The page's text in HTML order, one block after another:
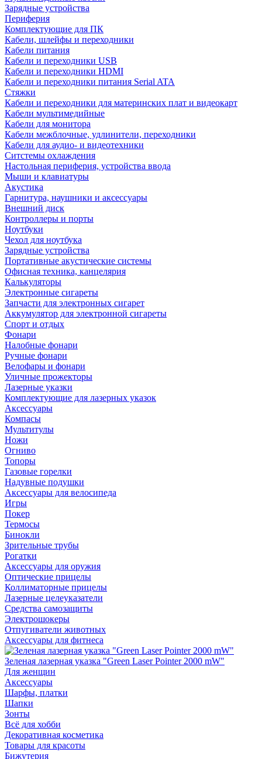
Зарядные устройства
Периферия
Комплектующие для ПК
Кабели, шлейфы и переходники
Кабели питания
Кабели и переходники USB
Кабели и переходники HDMI
Кабели и переходники питания Serial ATA
Стяжки
Кабели и переходники для материнских плат и видеокарт
Кабели мультимедийные
Кабели для монитора
Кабели межблочные, удлинители, переходники
Кабели для аудио- и видеотехники
Ситстемы охлаждения
Настольная периферия, устройства ввода
Мыши и клавиатуры
Акустика
Гарнитура, наушники и аксессуары
Внешний диск
Контроллеры и порты
Ноутбуки
Чехол для ноутбука
Зарядные устройства
Портативные акустические системы
Офисная техника, канцелярия
Калькуляторы
Электронные сигареты
Запчасти для электронных сигарет
Аккумулятор для электронной сигареты
Спорт и отдых
Фонари
Налобные фонари
Ручные фонари
Велофары и фонари
Уличные прожекторы
Лазерные указки
Комплектующие для лазерных указок
Аксессуары
Компасы
Мультитулы
Ножи
Огниво
Топоры
Газовые горелки
Надувные подушки
Аксессуары для велосипеда
Игры
Покер
Термосы
Бинокли
Зрительные трубы
Рогатки
Аксессуары для оружия
Оптические прицелы
Коллиматорные прицелы
Лазерные целеуказатели
Средства самозащиты
Электрошокеры
Отпугиватели животных
Аксессуары для фитнеса
Зеленая лазерная указка "Green Laser Pointer 2000 mW"
Для женщин
Аксессуары
Шарфы, платки
Шапки
Зонты
Всё для хобби
Декоративная косметика
Товары для красоты
Бижутерия